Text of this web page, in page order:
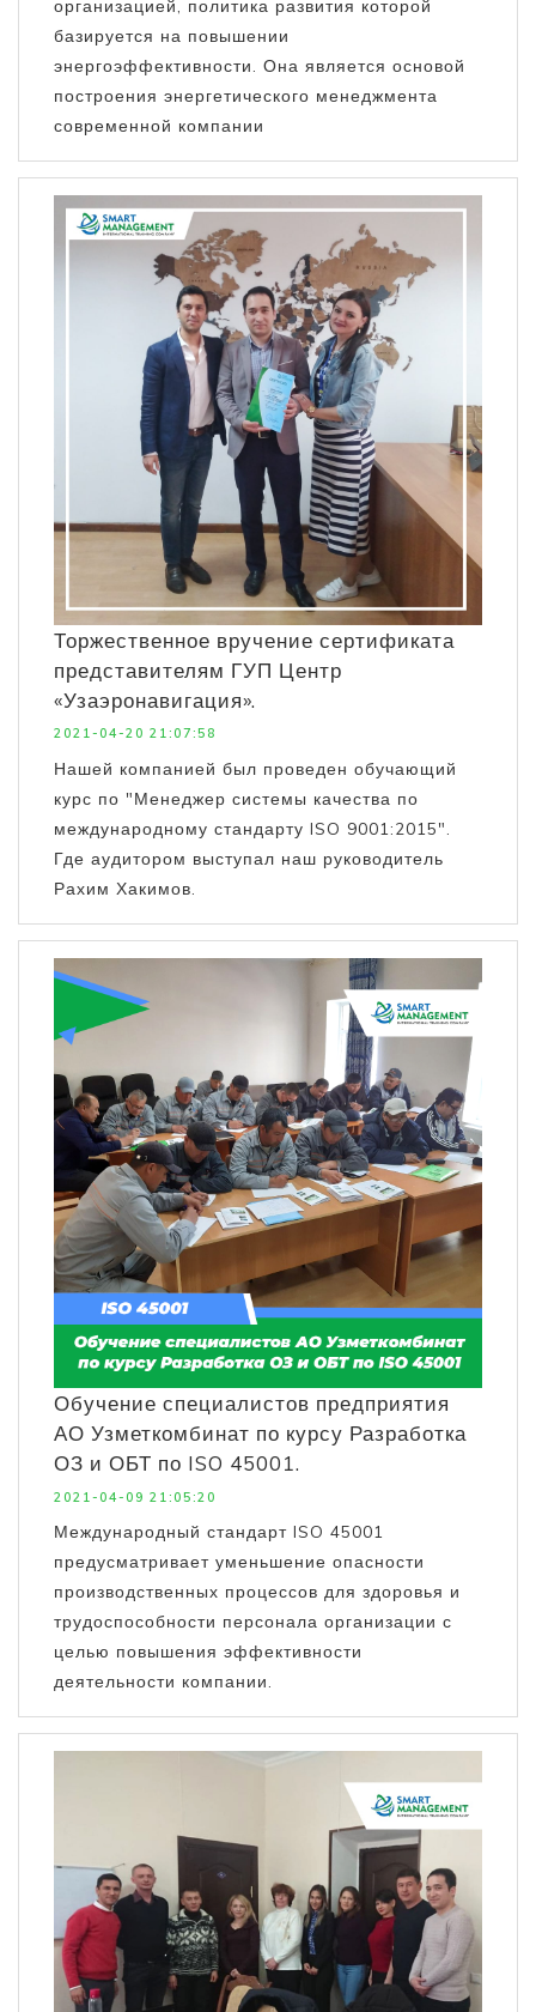
организацией, политика развития которой
базируется на повышении
энергоэффективности. Она является основой
построения энергетического менеджмента
современной компании
Торжественное вручение сертификата
представителям ГУП Центр
«Узаэронавигация».
2021-04-20 21:07:58
Нашей компанией был проведен обучающий
курс по "Менеджер системы качества по
международному стандарту ISO 9001:2015".
Где аудитором выступал наш руководитель
Рахим Хакимов.
Обучение специалистов предприятия
АО Узметкомбинат по курсу Разработка
ОЗ и ОБТ по ISO 45001.
2021-04-09 21:05:20
Международный стандарт ISO 45001
предусматривает уменьшение опасности
производственных процессов для здоровья и
трудоспособности персонала организации с
целью повышения эффективности
деятельности компании.